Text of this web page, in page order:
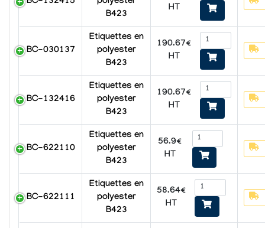
B423
HT
BC-030137
Etiquettes en
polyester
B423
190.67€
HT
BC-132416
Etiquettes en
polyester
B423
190.67€
HT
BC-622110
Etiquettes en
polyester
B423
56.9€
HT
BC-622111
Etiquettes en
polyester
B423
58.64€
HT